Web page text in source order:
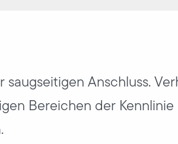
Anschluss.
Bereichen der